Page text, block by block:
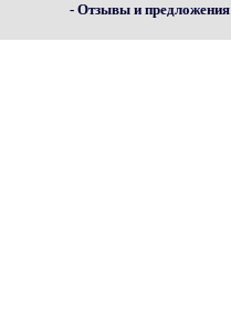
- Отзывы и предложения